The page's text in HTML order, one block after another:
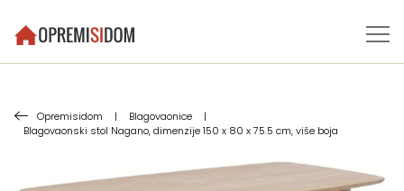
Opremisidom | Blagovaonice
|
Blagovaonski stol Nagano, dimenzije 150 x 80 x 75.5 cm, više boja